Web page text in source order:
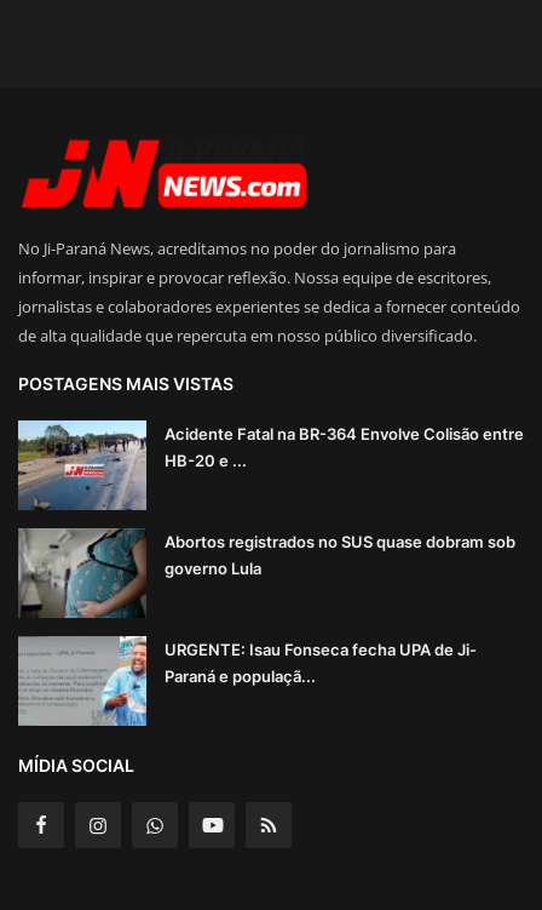
No Ji-Paraná News, acreditamos no poder do jornalismo para
informar, inspirar e provocar reflexão. Nossa equipe de escritores,
jornalistas e colaboradores experientes se dedica a fornecer conteúdo
de alta qualidade que repercuta em nosso público diversificado.
POSTAGENS MAIS VISTAS
Acidente Fatal na BR-364 Envolve Colisão entre
HB-20 e ...
Abortos registrados no SUS quase dobram sob
governo Lula
URGENTE: Isau Fonseca fecha UPA de Ji-
Paraná e populaçã...
MÍDIA SOCIAL